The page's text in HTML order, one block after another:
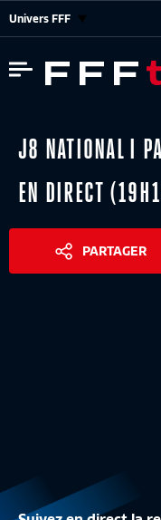
Univers FFF
J8 NATIONAL I
EN DIRECT
PARTAGER